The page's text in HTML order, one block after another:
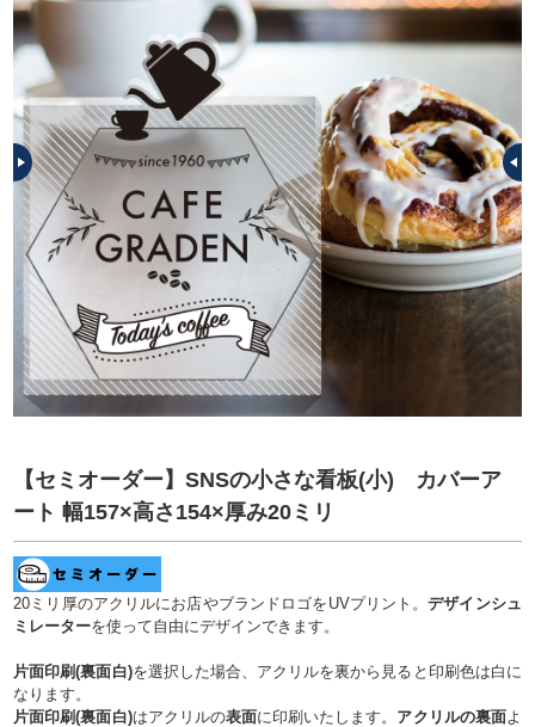
PREV
【セミオーダー】SNSの小さな看板(小) カバーア
ート 幅157×高さ154×厚み20ミリ
20ミリ厚のアクリルにお店やブランドロゴをUVプリント。デザインシュ
ミレーターを使って自由にデザインできます。
片面印刷(裏面白)を選択した場合、アクリルを裏から見ると印刷色は白に
なります。
片面印刷(裏面白)はアクリルの表面に印刷いたします。 アクリルの裏面よ